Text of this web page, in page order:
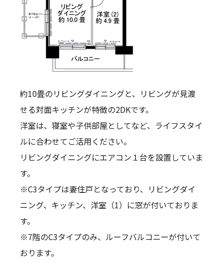
約10畳のリビングダイニングと、リビングが見渡
せる対面キッチンが特徴の2DKです。
洋室は、寝室や子供部屋としてなど、ライフスタイ
ルに合わせてご活用ください。
リビングダイニングにエアコン１台を設置していま
す。
※C3タイプは妻住戸となっており、リビングダイ
ニング、キッチン、洋室（1）に窓が付いておりま
す。
※7階のC3タイプのみ、ルーフバルコニーが付いて
おります。